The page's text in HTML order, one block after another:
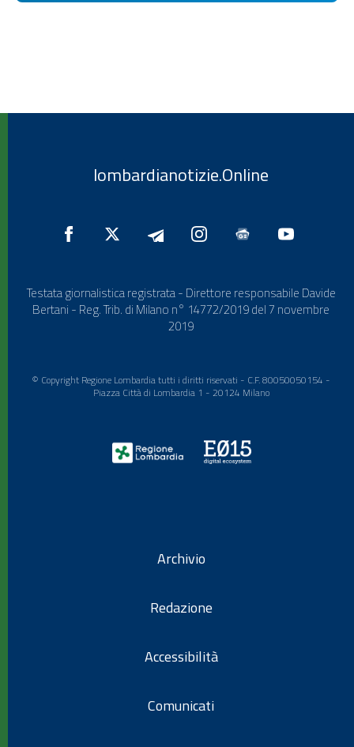
lombardianotizie.Online
Testata giornalistica registrata - Direttore responsabile Davide
Bertani - Reg. Trib. di Milano n° 14772/2019 del 7 novembre
2019
© Copyright Regione Lombardia tutti i diritti riservati - C.F. 80050050154 -
Piazza Città di Lombardia 1 - 20124 Milano
Archivio
Redazione
Accessibilità
Comunicati